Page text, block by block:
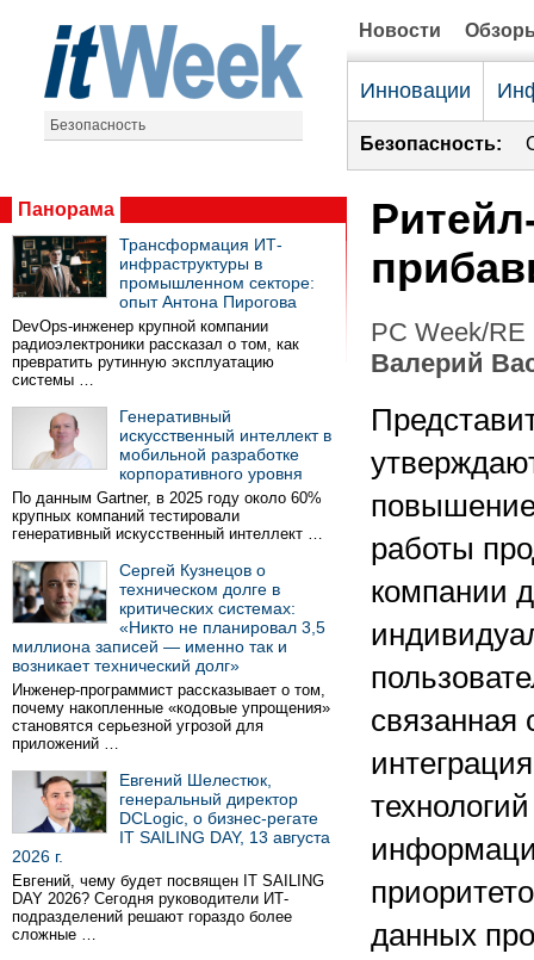
Безопасность
Новости
Инновации
Безопасность:
Панорама
Трансформация ИТ-
инфраструктуры в
промышленном секторе:
опыт Антона Пирогова
DevOps-инженер крупной компании
радиоэлектроники рассказал о том, как
превратить рутинную эксплуатацию
системы …
Генеративный
искусственный интеллект в
мобильной разработке
корпоративного уровня
По данным Gartner, в 2025 году около 60%
крупных компаний тестировали
генеративный искусственный интеллект …
Сергей Кузнецов о
техническом долге в
критических системах:
«Никто не планировал 3,5
миллиона записей — именно так и
возникает технический долг»
Инженер-программист рассказывает о том,
почему накопленные «кодовые упрощения»
становятся серьезной угрозой для
приложений …
Евгений Шелестюк,
генеральный директор
DCLogic, о бизнес-регате
IT SAILING DAY, 13 августа
2026 г.
Евгений, чему будет посвящен IT SAILING
DAY 2026? Сегодня руководители ИТ-
подразделений решают гораздо более
сложные …
PC Week/
Валерий
работы
компании
связанная
данных